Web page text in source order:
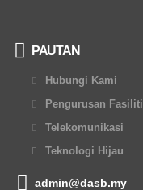
PAUTAN
Hubungi Kami
Pengurusan Fasiliti
Telekomunikasi
Teknologi Hijau
admin@dasb.my